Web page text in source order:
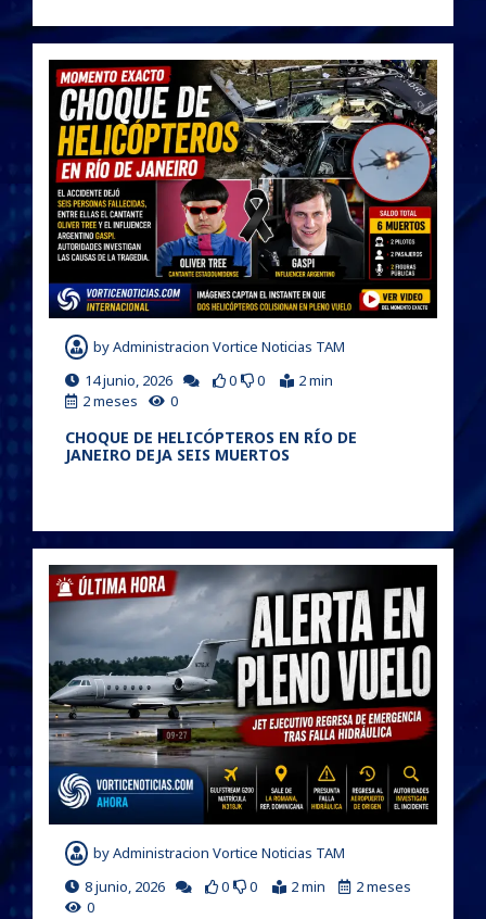
byAdministracion Vortice Noticias TAM
14 junio, 2026
0 0
2 min
2 meses
0
CHOQUE DE HELICÓPTEROS EN RÍO DE
JANEIRO DEJA SEIS MUERTOS
byAdministracion Vortice Noticias TAM
8 junio, 2026
0 0 2 min
2 meses
0